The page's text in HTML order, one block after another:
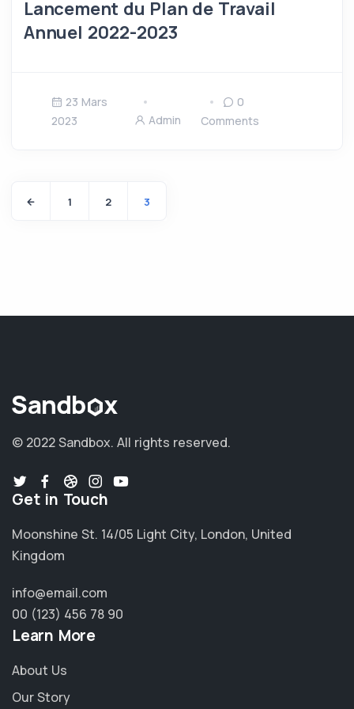
Lancement du Plan de Travail
Annuel 2022-2023
23 Mars
2023
Admin
0
Comments
1 2 3
© 2022 Sandbox. All rights reserved.
Get in Touch
Moonshine St. 14/05 Light City, London, United
Kingdom
info@email.com
00 (123) 456 78 90
Learn More
About Us
Our Story